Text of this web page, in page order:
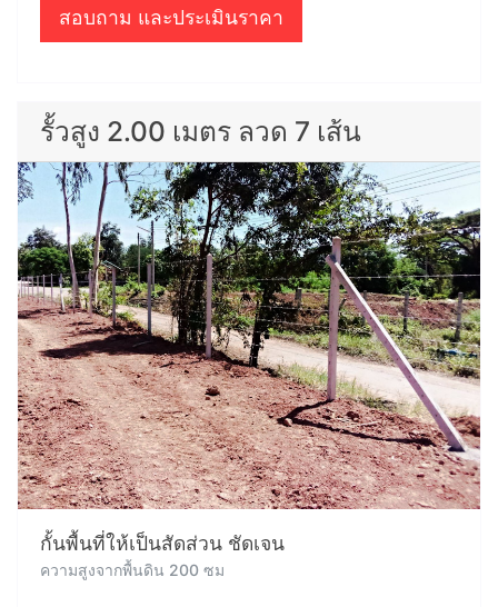
สอบถาม และประเมินราคา
รั้วสูง 2.00 เมตร ลวด 7 เส้น
กั้นพื้นที่ให้เป็นสัดส่วน ชัดเจน
ความสูงจากพื้นดิน 200 ซม